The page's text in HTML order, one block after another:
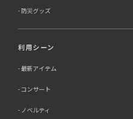
防災グッズ
利用シーン
最新アイテム
コンサート
ノベルティ